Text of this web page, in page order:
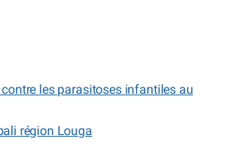
les parasitoses infantiles au
région Louga